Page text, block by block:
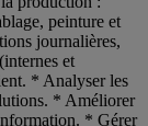
peinture et
journalières,
et
* Analyser les
* Améliorer
* Gérer